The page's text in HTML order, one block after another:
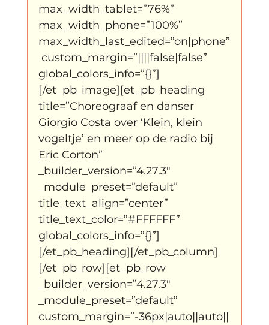
max_width_tablet=”76%”
max_width_phone=”100%”
max_width_last_edited=”on|phone”
custom_margin=”||||false|false”
global_colors_info=”{}”]
[/et_pb_image][et_pb_heading
title=”Choreograaf en danser
Giorgio Costa over ‘Klein, klein
vogeltje’ en meer op de radio bij
Eric Corton”
_builder_version=”4.27.3″
_module_preset=”default”
title_text_align=”center”
title_text_color=”#FFFFFF”
global_colors_info=”{}”]
[/et_pb_heading][/et_pb_column]
[/et_pb_row][et_pb_row
_builder_version=”4.27.3″
_module_preset=”default”
custom_margin=”-36px|auto||auto||